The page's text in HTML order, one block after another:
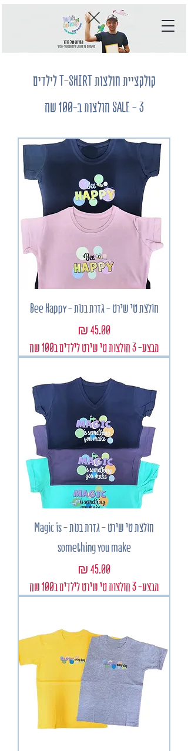
קולקציית חולצות T-SHIRT לילדים
SALE - 3 חולצות ב-100 שח
חולצת טי שירט - גזרת בנות - Bee Happy
מחיר
מבצע- 3 חולצות טי שירט לילדים ב100 שח
חולצת טי שירט - גזרת בנות - Magic is
something you make
מחיר
מבצע- 3 חולצות טי שירט לילדים ב100 שח